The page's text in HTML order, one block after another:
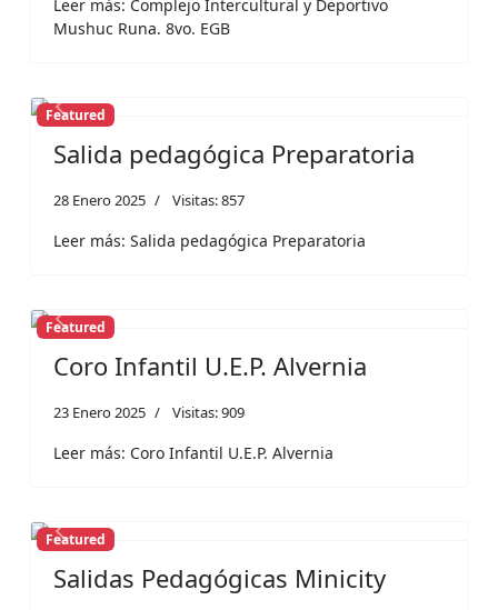
Leer más: Complejo Intercultural y Deportivo
Mushuc Runa. 8vo. EGB
Previous
Featured
Salida pedagógica Preparatoria
28 Enero 2025 Visitas: 857
Leer más: Salida pedagógica Preparatoria
Previous
Featured
Coro Infantil U.E.P. Alvernia
23 Enero 2025 Visitas: 909
Leer más: Coro Infantil U.E.P. Alvernia
Previous
Featured
Salidas Pedagógicas Minicity